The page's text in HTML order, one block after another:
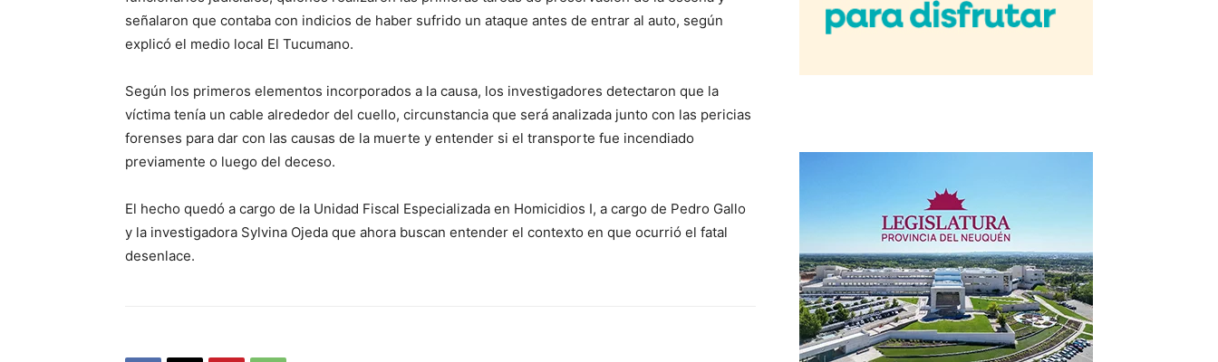
señalaron que contaba con indicios de haber sufrido un ataque antes de entrar al auto, según
explicó el medio local El Tucumano.
Según los primeros elementos incorporados a la causa, los investigadores detectaron que la
víctima tenía un cable alrededor del cuello, circunstancia que será analizada junto con las pericias
forenses para dar con las causas de la muerte y entender si el transporte fue incendiado
previamente o luego del deceso.
El hecho quedó a cargo de la Unidad Fiscal Especializada en Homicidios I, a cargo de Pedro Gallo
y la investigadora Sylvina Ojeda que ahora buscan entender el contexto en que ocurrió el fatal
desenlace.